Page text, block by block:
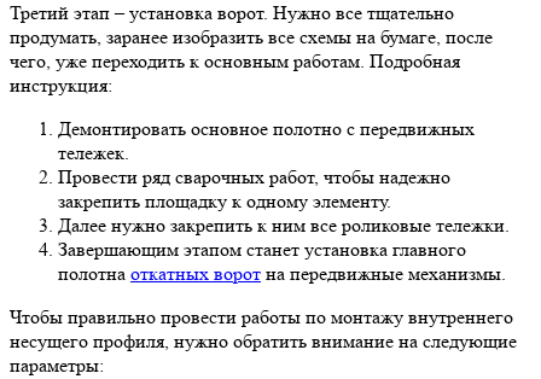
Третий этап – установка ворот. Нужно все тщательно
продумать, заранее изобразить все схемы на бумаге, после
чего, уже переходить к основным работам. Подробная
инструкция:
Демонтировать основное полотно с передвижных
тележек.
Провести ряд сварочных работ, чтобы надежно
закрепить площадку к одному элементу.
Далее нужно закрепить к ним все роликовые тележки.
Завершающим этапом станет установка главного
полотна откатных ворот на передвижные механизмы.
Чтобы правильно провести работы по монтажу внутреннего
несущего профиля, нужно обратить внимание на следующие
параметры: